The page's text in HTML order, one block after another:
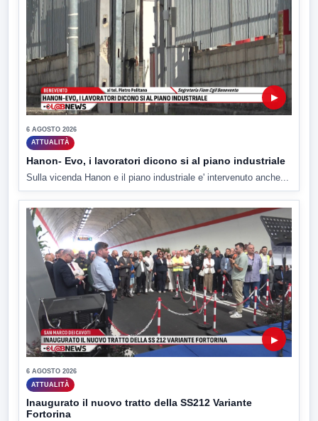
▶
6 AGOSTO 2026
ATTUALITÀ
Hanon- Evo, i lavoratori dicono si al piano industriale
Sulla vicenda Hanon e il piano industriale e' intervenuto anche...
▶
6 AGOSTO 2026
ATTUALITÀ
Inaugurato il nuovo tratto della SS212 Variante
Fortorina